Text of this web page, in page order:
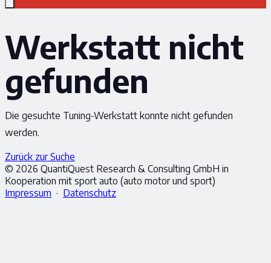
Werkstatt nicht
gefunden
Die gesuchte Tuning-Werkstatt konnte nicht gefunden
werden.
Zurück zur Suche
© 2026 QuantiQuest Research & Consulting GmbH in
Kooperation mit sport auto (auto motor und sport)
Impressum · Datenschutz